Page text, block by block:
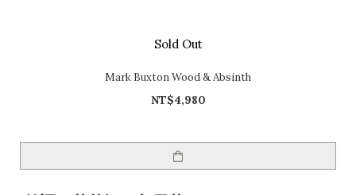
Sold Out
Mark Buxton Wood & Absinth
NT$4,980